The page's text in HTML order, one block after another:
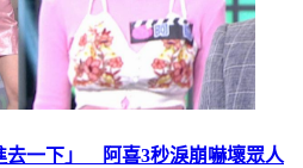
去一下」 阿喜3秒淚崩嚇壞眾人